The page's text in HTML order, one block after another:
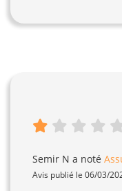
Semir N a noté
Avis publié le 06/03/